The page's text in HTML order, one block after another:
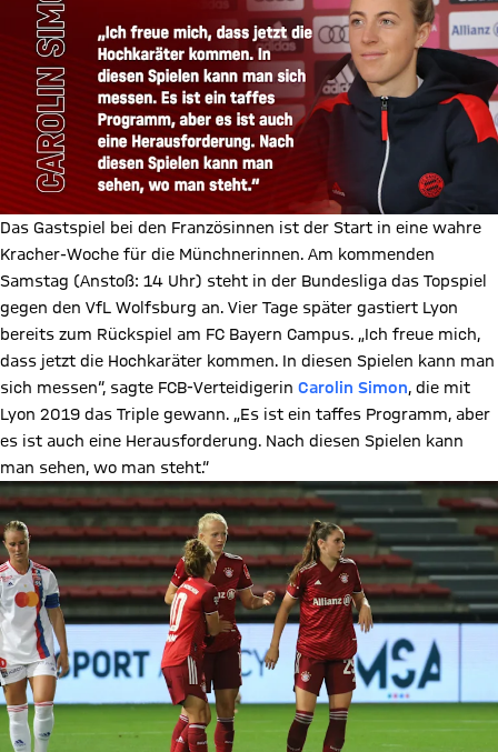
Das Gastspiel bei den Französinnen ist der Start in eine wahre
Kracher-Woche für die Münchnerinnen. Am kommenden
Samstag (Anstoß: 14 Uhr) steht in der Bundesliga das Topspiel
gegen den VfL Wolfsburg an. Vier Tage später gastiert Lyon
bereits zum Rückspiel am FC Bayern Campus. „Ich freue mich,
dass jetzt die Hochkaräter kommen. In diesen Spielen kann man
sich messen“, sagte FCB-Verteidigerin Carolin Simon, die mit
Lyon 2019 das Triple gewann. „Es ist ein taffes Programm, aber
es ist auch eine Herausforderung. Nach diesen Spielen kann
man sehen, wo man steht.“